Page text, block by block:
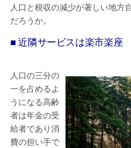
人口と税収の減少が著しい地方
だろうか。
■ 近隣サービスは楽市楽座
人口の三分の
一を占めるよ
うになる高齢
者は年金の受
給者であり消
費の担い手で